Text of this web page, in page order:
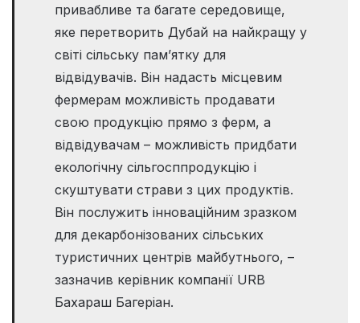
привабливе та багате середовище,
яке перетворить Дубай на найкращу у
світі сільську пам’ятку для
відвідувачів. Він надасть місцевим
фермерам можливість продавати
свою продукцію прямо з ферм, а
відвідувачам – можливість придбати
екологічну сільгосппродукцію і
скуштувати страви з цих продуктів.
Він послужить інноваційним зразком
для декарбонізованих сільських
туристичних центрів майбутнього, –
зазначив керівник компанії URB
Бахараш Багеріан.